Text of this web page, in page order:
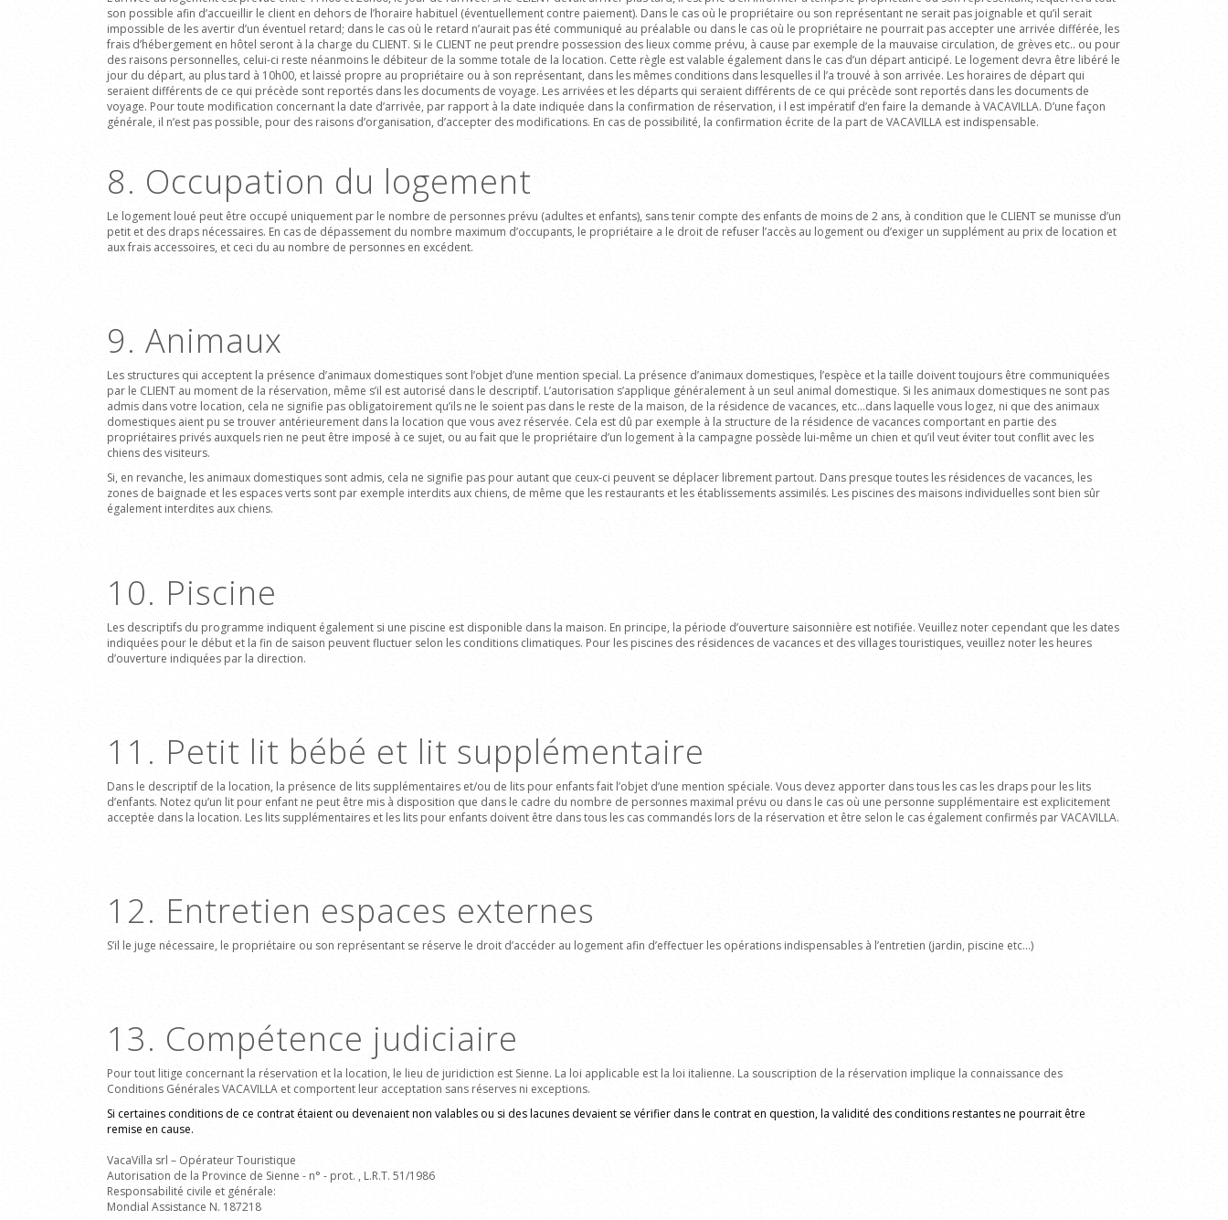
son possible afin d’accueillir le client en dehors de l’horaire habituel (éventuellement contre paiement). Dans le cas où le propriétaire ou son représentant ne serait pas joignable et qu’il serait
impossible de les avertir d’un éventuel retard; dans le cas où le retard n’aurait pas été communiqué au préalable ou dans le cas où le propriétaire ne pourrait pas accepter une arrivée différée, les
frais d’hébergement en hôtel seront à la charge du CLIENT. Si le CLIENT ne peut prendre possession des lieux comme prévu, à cause par exemple de la mauvaise circulation, de grèves etc.. ou pour
des raisons personnelles, celui-ci reste néanmoins le débiteur de la somme totale de la location. Cette règle est valable également dans le cas d’un départ anticipé. Le logement devra être libéré le
jour du départ, au plus tard à 10h00, et laissé propre au propriétaire ou à son représentant, dans les mêmes conditions dans lesquelles il l’a trouvé à son arrivée. Les horaires de départ qui
seraient différents de ce qui précède sont reportés dans les documents de voyage. Les arrivées et les départs qui seraient différents de ce qui précède sont reportés dans les documents de
voyage. Pour toute modification concernant la date d’arrivée, par rapport à la date indiquée dans la confirmation de réservation, i l est impératif d’en faire la demande à VACAVILLA. D’une façon
générale, il n’est pas possible, pour des raisons d’organisation, d’accepter des modifications. En cas de possibilité, la confirmation écrite de la part de VACAVILLA est indispensable.
8. Occupation du logement
Le logement loué peut être occupé uniquement par le nombre de personnes prévu (adultes et enfants), sans tenir compte des enfants de moins de 2 ans, à condition que le CLIENT se munisse d’un
petit et des draps nécessaires. En cas de dépassement du nombre maximum d’occupants, le propriétaire a le droit de refuser l’accès au logement ou d’exiger un supplément au prix de location et
aux frais accessoires, et ceci du au nombre de personnes en excédent.
9. Animaux
Les structures qui acceptent la présence d’animaux domestiques sont l’objet d’une mention special. La présence d’animaux domestiques, l’espèce et la taille doivent toujours être communiquées
par le CLIENT au moment de la réservation, même s’il est autorisé dans le descriptif. L’autorisation s’applique généralement à un seul animal domestique. Si les animaux domestiques ne sont pas
admis dans votre location, cela ne signifie pas obligatoirement qu’ils ne le soient pas dans le reste de la maison, de la résidence de vacances, etc…dans laquelle vous logez, ni que des animaux
domestiques aient pu se trouver antérieurement dans la location que vous avez réservée. Cela est dû par exemple à la structure de la résidence de vacances comportant en partie des
propriétaires privés auxquels rien ne peut être imposé à ce sujet, ou au fait que le propriétaire d’un logement à la campagne possède lui-même un chien et qu’il veut éviter tout conflit avec les
chiens des visiteurs.
Si, en revanche, les animaux domestiques sont admis, cela ne signifie pas pour autant que ceux-ci peuvent se déplacer librement partout. Dans presque toutes les résidences de vacances, les
zones de baignade et les espaces verts sont par exemple interdits aux chiens, de même que les restaurants et les établissements assimilés. Les piscines des maisons individuelles sont bien sûr
également interdites aux chiens.
10. Piscine
Les descriptifs du programme indiquent également si une piscine est disponible dans la maison. En principe, la période d’ouverture saisonnière est notifiée. Veuillez noter cependant que les dates
indiquées pour le début et la fin de saison peuvent fluctuer selon les conditions climatiques. Pour les piscines des résidences de vacances et des villages touristiques, veuillez noter les heures
d’ouverture indiquées par la direction.
11. Petit lit bébé et lit supplémentaire
Dans le descriptif de la location, la présence de lits supplémentaires et/ou de lits pour enfantsfait l’objet d’une mention spéciale. Vous devez apporter dans tous les cas les draps pour les lits
d’enfants. Notez qu’un lit pour enfant ne peut être mis à disposition que dans le cadre du nombre de personnes maximal prévu ou dans le cas où une personne supplémentaire est explicitement
acceptée dans la location. Les lits supplémentaires et les lits pour enfants doivent être dans tous les cas commandés lors de la réservation et être selon le cas également confirmés par VACAVILLA.
12. Entretien espaces externes
S’il le juge nécessaire, le propriétaire ou son représentant se réserve le droit d’accéder au logement afin d’effectuer les opérations indispensables à l’entretien (jardin, piscine etc…)
13. Compétence judiciaire
Pour tout litige concernant la réservation et la location, le lieu de juridiction est Sienne. La loi applicable est la loi italienne. La souscription de la réservation implique la connaissance des
Conditions Générales VACAVILLA et comportent leur acceptation sans réserves ni exceptions.
Si certaines conditions de ce contrat étaient ou devenaient non valables ou si des lacunes devaient se vérifier dans le contrat en question, la validité des conditions restantes ne pourrait être
remise en cause.
VacaVilla srl – Opérateur Touristique
Autorisation de la Province de Sienne - n° - prot. , L.R.T. 51/1986
Responsabilité civile et générale:
Mondial Assistance N. 187218